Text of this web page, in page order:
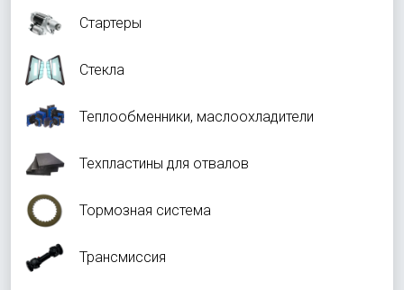
Стартеры
Стекла
Теплообменники, маслоохладители
Техпластины для отвалов
Тормозная система
Трансмиссия